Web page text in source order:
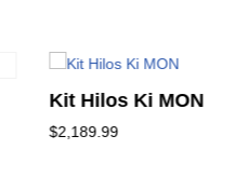
Kit Hilos Ki MON
$2,189.99